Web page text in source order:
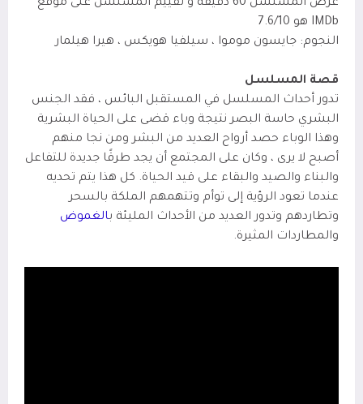
عرض المسلسل 60 دقيقة و تقييم المسلسل على موقع
IMDb هو 7.6/10
النجوم: جايسون موموا ، سيلفيا هويكس ، هيرا هيلمار
قصة المسلسل
تدور أحداث المسلسل في المستقبل البائس ، فقد الجنس
البشري حاسة البصر نتيجة وباء قضى على الحياة البشرية
وهذا الوباء حصد أرواح العديد من البشر ومن نجا منهم
أصبح لا يرى ، وكان على المجتمع أن يجد طرقًا جديدة للتفاعل
والبناء والصيد والبقاء على قيد الحياة. كل هذا يتم تحديه
عندما تعود الرؤية إلى توأم وتتهمهم الملكة بالسحر
وتطاردهم وتدور العديد من الأحداث المليئة بالغموض
والمطاردات المثيرة.